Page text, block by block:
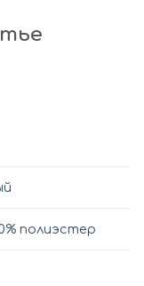
полиэстер